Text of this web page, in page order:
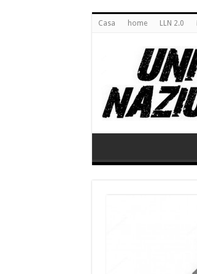
Casa home LLN 2.0